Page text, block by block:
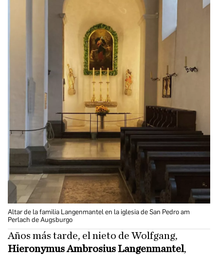
Altar de la familia Langenmantel en la iglesia de San Pedro am
Perlach de Augsburgo
Años más tarde, el nieto de Wolfgang,
Hieronymus Ambrosius Langenmantel,